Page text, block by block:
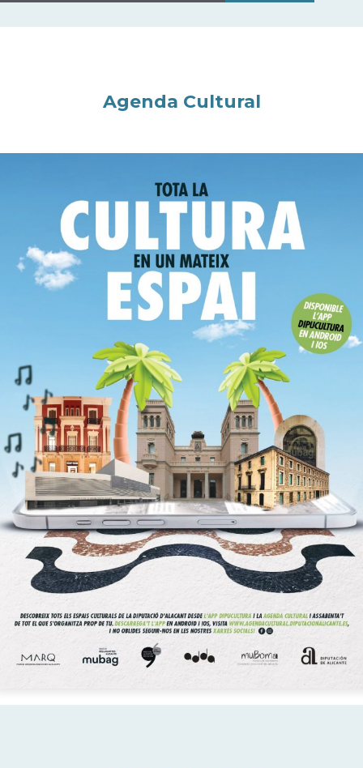
Agenda Cultural